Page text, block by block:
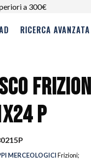
a 300€
RICERCA AVANZATA
P
MERCEOLOGICIFrizioni